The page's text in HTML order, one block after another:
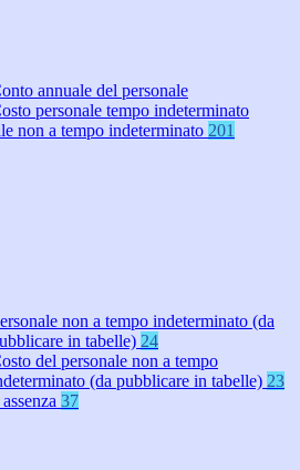
annuale del personale
personale tempo indeterminato
non a tempo indeterminato 201
non a tempo indeterminato (da
in tabelle) 24
del personale non a tempo
(da pubblicare in tabelle) 23
37